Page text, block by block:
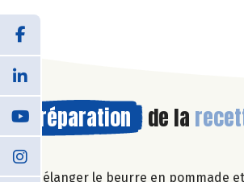
Préparation de la
Mélanger le beurre en pommade